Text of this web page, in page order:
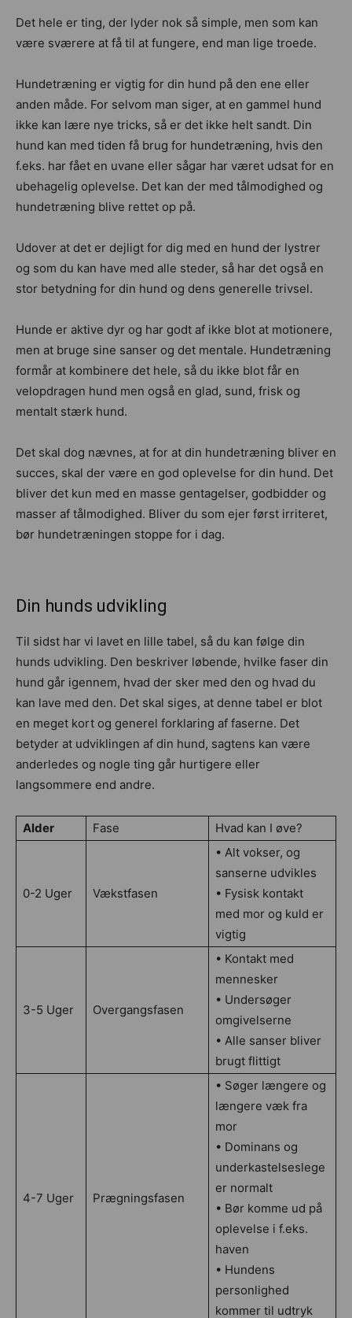
Det hele er ting, der lyder nok så simple, men som kan
være sværere at få til at fungere, end man lige troede.
Hundetræning er vigtig for din hund på den ene eller
anden måde. For selvom man siger, at en gammel hund
ikke kan lære nye tricks, så er det ikke helt sandt. Din
hund kan med tiden få brug for hundetræning, hvis den
f.eks. har fået en uvane eller sågar har været udsat for en
ubehagelig oplevelse. Det kan der med tålmodighed og
hundetræning blive rettet op på.
Udover at det er dejligt for dig med en hund der lystrer
og som du kan have med alle steder, så har det også en
stor betydning for din hund og dens generelle trivsel.
Hunde er aktive dyr og har godt af ikke blot at motionere,
men at bruge sine sanser og det mentale. Hundetræning
formår at kombinere det hele, så du ikke blot får en
velopdragen hund men også en glad, sund, frisk og
mentalt stærk hund.
Det skal dog nævnes, at for at din hundetræning bliver en
succes, skal der være en god oplevelse for din hund. Det
bliver det kun med en masse gentagelser, godbidder og
masser af tålmodighed. Bliver du som ejer først irriteret,
bør hundetræningen stoppe for i dag.
Din hunds udvikling
Til sidst har vi lavet en lille tabel, så du kan følge din
hunds udvikling. Den beskriver løbende, hvilke faser din
hund går igennem, hvad der sker med den og hvad du
kan lave med den. Det skal siges, at denne tabel er blot
en meget kort og generel forklaring af faserne. Det
betyder at udviklingen af din hund, sagtens kan være
anderledes og nogle ting går hurtigere eller
langsommere end andre.
Alder Fase Hvad kan I øve?
0-2 Uger Vækstfasen
• Alt vokser, og
sanserne udvikles
• Fysisk kontakt
med mor og kuld er
vigtig
3-5 Uger Overgangsfasen
• Kontakt med
mennesker
• Undersøger
omgivelserne
• Alle sanser bliver
brugt flittigt
4-7 Uger Prægningsfasen
• Søger længere og
længere væk fra
mor
• Dominans og
underkastelseslege
er normalt
• Bør komme ud på
oplevelse i f.eks.
haven
• Hundens
personlighed
kommer til udtryk